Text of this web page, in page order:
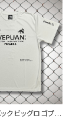
クビッグロゴプラ
グレーブラック